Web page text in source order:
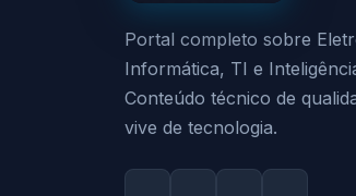
Portal completo sobre
Informática, TI e
Conteúdo técnico de
vive de tecnologia.